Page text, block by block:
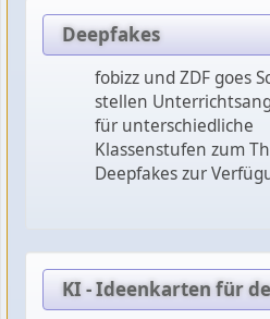
Deepfakes
fobizz und ZDF goes
stellen
für unterschiedliche
Klassenstufen zum
Deepfakes zur
KI - Ideenkarten für